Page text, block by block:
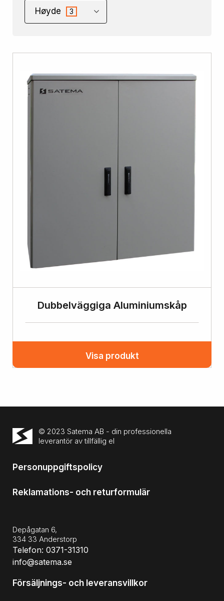
Høyde 3
Dubbelväggiga Aluminiumskåp
Visa produkt
© 2023 Satema AB - din professionella
leverantör av tillfällig el
Personuppgiftspolicy
Reklamations- och returformulär
Depågatan 6,
334 33 Anderstorp
Telefon: 0371-31310
info@satema.se
Försäljnings- och leveransvillkor